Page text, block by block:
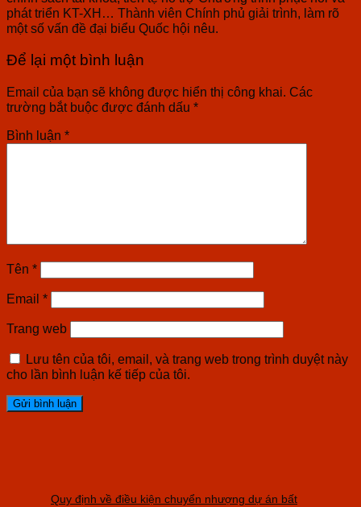
phát triển KT-XH… Thành viên Chính phủ giải trình, làm rõ
một số vấn đề đại biểu Quốc hội nêu.
Để lại một bình luận
Email của bạn sẽ không được hiển thị công khai. Các
trường bắt buộc được đánh dấu *
Bình luận *
Tên *
Email *
Trang web
Lưu tên của tôi, email, và trang web trong trình duyệt này
cho lần bình luận kế tiếp của tôi.
Quy định về điều kiện chuyển nhượng dự án bất